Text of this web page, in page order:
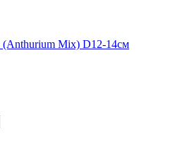
Mix) D12-14см